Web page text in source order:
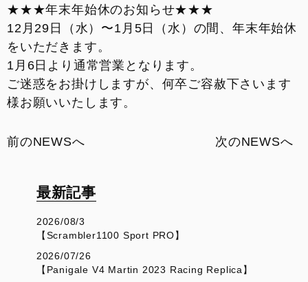
★★★年末年始休のお知らせ★★★
12月29日（水）〜1月5日（水）の間、年末年始休
をいただきます。
1月6日より通常営業となります。
ご迷惑をお掛けしますが、何卒ご容赦下さいます
様お願いいたします。
前のNEWSへ 次のNEWSへ
最新記事
2026/08/3
【Scrambler1100 Sport PRO】
2026/07/26
【Panigale V4 Martin 2023 Racing Replica】